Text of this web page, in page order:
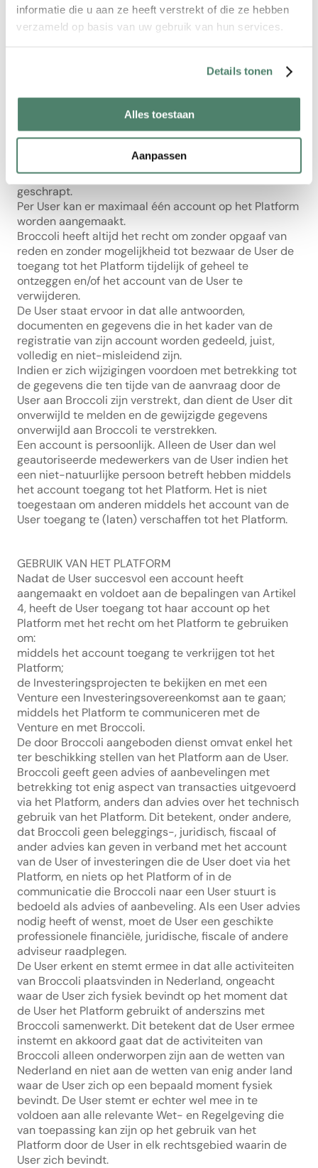
informatie die u aan ze heeft verstrekt of die ze hebben
verzameld op basis van uw gebruik van hun services.
Details tonen
Alles toestaan
Aanpassen
dat zij de gegevens naar waarheid heeft ingevuld, dat
de User voldoet en blijft voldoen aan de in Artikel 4.1
van de User aan het Platform onwettig zou zijn (voor
De User dient Broccoli zo snel als redelijkerwijs
mogelijk te informeren indien de User niet langer in
aanmerking komt om voor een account op grond van
Broccoli ontdekt dat de User niet langer in aanmerking
komt voor een account, zal het account worden
geschrapt.
Per User kan er maximaal één account op het Platform
worden aangemaakt.
Broccoli heeft altijd het recht om zonder opgaaf van
reden en zonder mogelijkheid tot bezwaar de User de
toegang tot het Platform tijdelijk of geheel te
ontzeggen en/of het account van de User te
verwijderen.
De User staat ervoor in dat alle antwoorden,
documenten en gegevens die in het kader van de
registratie van zijn account worden gedeeld, juist,
volledig en niet-misleidend zijn.
Indien er zich wijzigingen voordoen met betrekking tot
de gegevens die ten tijde van de aanvraag door de
User aan Broccoli zijn verstrekt, dan dient de User dit
onverwijld te melden en de gewijzigde gegevens
onverwijld aan Broccoli te verstrekken.
Een account is persoonlijk. Alleen de User dan wel
geautoriseerde medewerkers van de User indien het
een niet-natuurlijke persoon betreft hebben middels
het account toegang tot het Platform. Het is niet
toegestaan om anderen middels het account van de
User toegang te (laten) verschaffen tot het Platform.
GEBRUIK VAN HET PLATFORM
Nadat de User succesvol een account heeft
aangemaakt en voldoet aan de bepalingen van Artikel
4, heeft de User toegang tot haar account op het
Platform met het recht om het Platform te gebruiken
om:
middels het account toegang te verkrijgen tot het
Platform;
de Investeringsprojecten te bekijken en met een
Venture een Investeringsovereenkomst aan te gaan;
middels het Platform te communiceren met de
Venture en met Broccoli.
De door Broccoli aangeboden dienst omvat enkel het
ter beschikking stellen van het Platform aan de User.
Broccoli geeft geen advies of aanbevelingen met
betrekking tot enig aspect van transacties uitgevoerd
via het Platform, anders dan advies over het technisch
gebruik van het Platform. Dit betekent, onder andere,
dat Broccoli geen beleggings-, juridisch, fiscaal of
ander advies kan geven in verband met het account
van de User of investeringen die de User doet via het
Platform, en niets op het Platform of in de
communicatie die Broccoli naar een User stuurt is
bedoeld als advies of aanbeveling. Als een User advies
nodig heeft of wenst, moet de User een geschikte
professionele financiële, juridische, fiscale of andere
adviseur raadplegen.
De User erkent en stemt ermee in dat alle activiteiten
van Broccoli plaatsvinden in Nederland, ongeacht
waar de User zich fysiek bevindt op het moment dat
de User het Platform gebruikt of anderszins met
Broccoli samenwerkt. Dit betekent dat de User ermee
instemt en akkoord gaat dat de activiteiten van
Broccoli alleen onderworpen zijn aan de wetten van
Nederland en niet aan de wetten van enig ander land
waar de User zich op een bepaald moment fysiek
bevindt. De User stemt er echter wel mee in te
voldoen aan alle relevante Wet- en Regelgeving die
van toepassing kan zijn op het gebruik van het
Platform door de User in elk rechtsgebied waarin de
User zich bevindt.